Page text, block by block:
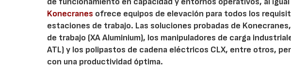
Konecranes ofrece equipos de elevación para todos los
estaciones de trabajo. Las soluciones probadas de
de trabajo (XA Aluminium), los manipuladores de carga
ATL) y los polipastos de cadena eléctricos CLX, entre otros,
con una productividad óptima.